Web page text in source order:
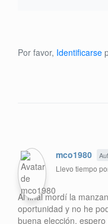
Por favor, Identificarse
mco1980
Llevo tiempo
Al final mordí la
oportunidad y no he
buena elección,